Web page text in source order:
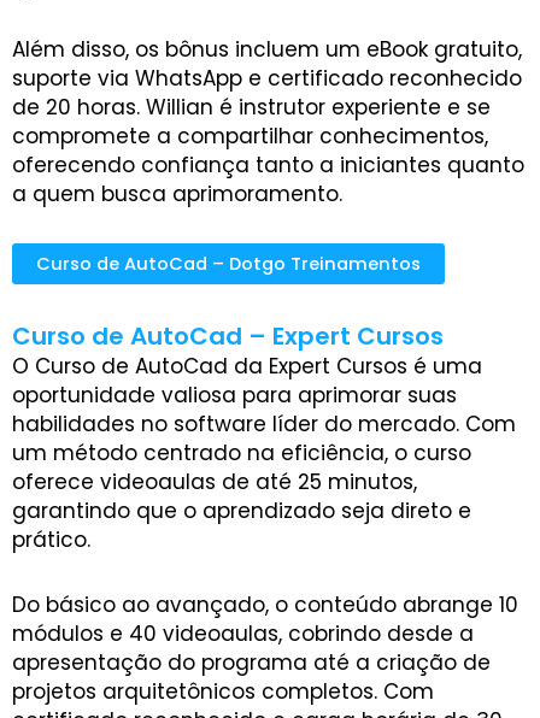
Além disso, os bônus incluem um eBook gratuito,
suporte via WhatsApp e certificado reconhecido
de 20 horas. Willian é instrutor experiente e se
compromete a compartilhar conhecimentos,
oferecendo confiança tanto a iniciantes quanto
a quem busca aprimoramento.
Curso de AutoCad – Dotgo Treinamentos
Curso de AutoCad – Expert Cursos
O Curso de AutoCad da Expert Cursos é uma
oportunidade valiosa para aprimorar suas
habilidades no software líder do mercado. Com
um método centrado na eficiência, o curso
oferece videoaulas de até 25 minutos,
garantindo que o aprendizado seja direto e
prático.
Do básico ao avançado, o conteúdo abrange 10
módulos e 40 videoaulas, cobrindo desde a
apresentação do programa até a criação de
projetos arquitetônicos completos. Com